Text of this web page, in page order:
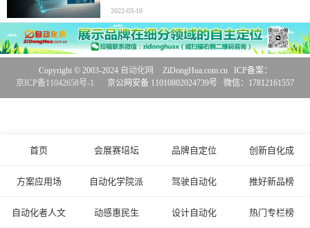
2022-03-10
首页 会展赛培坛 品牌自定位 创新自化成
方案应用场 自动化学院派 驾驶自动化 推好新品榜
自动化者人文 动感惠民生 设计自动化 热门专栏榜
Copyright © 2003-2024 自动化网
ZiDongHua.com.cn ICP备案：
京ICP备11042658号-1
京公网安备 11010802024739号 微信：17812161557